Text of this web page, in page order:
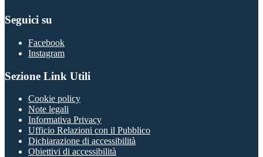
Seguici su
Facebook
Instagram
Sezione Link Utili
Cookie policy
Note legali
Informativa Privacy
Ufficio Relazioni con il Pubblico
Dichiarazione di accessibilità
Obiettivi di accessibilità